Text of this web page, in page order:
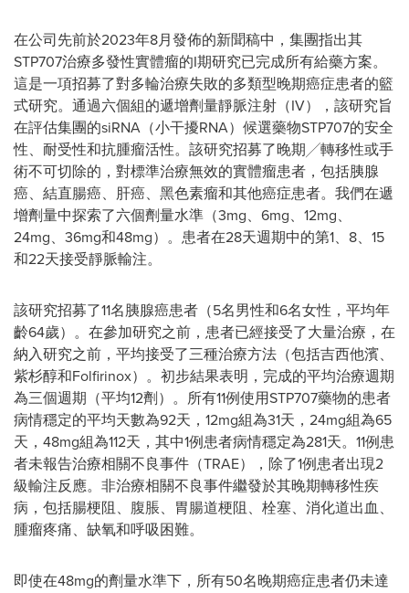
在公司先前於2023年8月發佈的新聞稿中，集團指出其
STP707治療多發性實體瘤的I期研究已完成所有給藥方案。
這是一項招募了對多輪治療失敗的多類型晚期癌症患者的籃
式研究。通過六個組的遞增劑量靜脈注射（IV），該研究旨
在評估集團的siRNA（小干擾RNA）候選藥物STP707的安全
性、耐受性和抗腫瘤活性。該研究招募了晚期╱轉移性或手
術不可切除的，對標準治療無效的實體瘤患者，包括胰腺
癌、結直腸癌、肝癌、黑色素瘤和其他癌症患者。我們在遞
增劑量中探索了六個劑量水準（3mg、6mg、12mg、
24mg、36mg和48mg）。患者在28天週期中的第1、8、15
和22天接受靜脈輸注。
該研究招募了11名胰腺癌患者（5名男性和6名女性，平均年
齡64歲）。在參加研究之前，患者已經接受了大量治療，在
納入研究之前，平均接受了三種治療方法（包括吉西他濱、
紫杉醇和Folfirinox）。初步結果表明，完成的平均治療週期
為三個週期（平均12劑）。所有11例使用STP707藥物的患者
病情穩定的平均天數為92天，12mg組為31天，24mg組為65
天，48mg組為112天，其中1例患者病情穩定為281天。11例患
者未報告治療相關不良事件（TRAE），除了1例患者出現2
級輸注反應。非治療相關不良事件繼發於其晚期轉移性疾
病，包括腸梗阻、腹脹、胃腸道梗阻、栓塞、消化道出血、
腫瘤疼痛、缺氧和呼吸困難。
即使在48mg的劑量水準下，所有50名晚期癌症患者仍未達